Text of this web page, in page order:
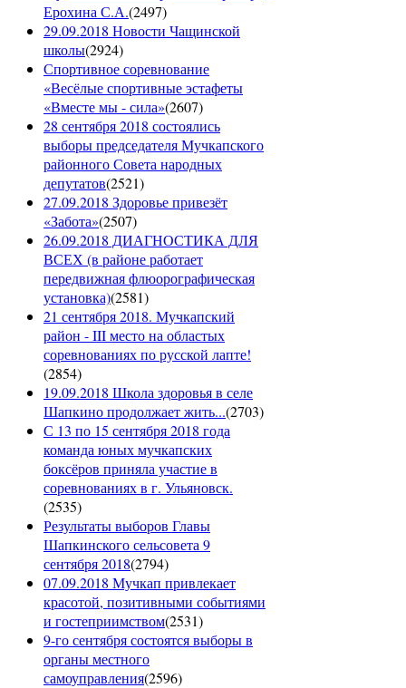
Ерохина С.А.(2497)
29.09.2018 Новости Чащинской
школы(2924)
Спортивное соревнование
«Весёлые спортивные эстафеты
«Вместе мы - сила»(2607)
28 сентября 2018 состоялись
выборы председателя Мучкапского
районного Совета народных
депутатов(2521)
27.09.2018 Здоровье привезёт
«Забота»(2507)
26.09.2018 ДИАГНОСТИКА ДЛЯ
ВСЕХ (в районе работает
передвижная флюорографическая
установка)(2581)
21 сентября 2018. Мучкапский
район - III место на областых
соревнованиях по русской лапте!
(2854)
19.09.2018 Школа здоровья в селе
Шапкино продолжает жить...(2703)
С 13 по 15 сентября 2018 года
команда юных мучкапских
боксёров приняла участие в
соревнованиях в г. Ульяновск.
(2535)
Результаты выборов Главы
Шапкинского сельсовета 9
сентября 2018(2794)
07.09.2018 Мучкап привлекает
красотой, позитивными событиями
и гостеприимством(2531)
9-го сентября состоятся выборы в
органы местного
самоуправления(2596)